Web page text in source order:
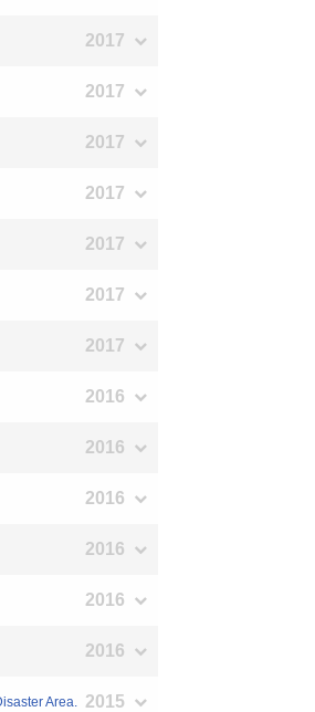
2017
2017
2017
2017
2017
2017
2017
2016
2016
2016
2016
2016
2016
Area. 2015